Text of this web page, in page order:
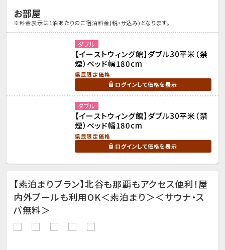
お部屋
※料金表示は1泊あたりのご宿泊料金(税・サ込み)となります。
ダブル
【イーストウィング館】ダブル30平米（禁
煙）ベッド幅180cm
県民限定価格
ログインして価格を表示
ダブル
【イーストウィング館】ダブル30平米（禁
煙）ベッド幅180cm
県民限定価格
ログインして価格を表示
【素泊まりプラン】北谷も那覇もアクセス便利！屋
内外プールも利用OK＜素泊まり＞＜サウナ・ス
パ無料＞